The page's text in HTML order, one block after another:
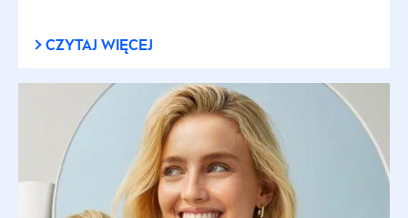
CZYTAJ WIĘCEJ